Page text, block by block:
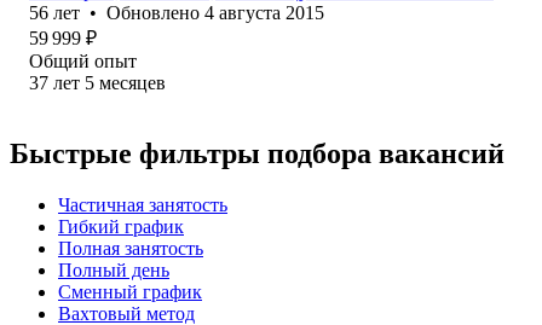
56 лет • Обновлено 4 августа 2015
59 999 ₽
Общий опыт
37 лет 5 месяцев
Быстрые фильтры подбора вакансий
Частичная занятость
Гибкий график
Полная занятость
Полный день
Сменный график
Вахтовый метод